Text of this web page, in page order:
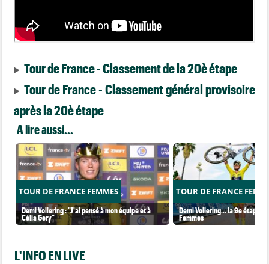
Tour de France - Classement de la 20è étape
Tour de France - Classement général provisoire
après la 20è étape
A lire aussi...
TOUR DE FRANCE FEMMES
Demi Vollering : "J'ai pensé à mon équipe et à
Célia Gery"
TOUR DE FRANCE
Demi Vollering... la 9e étape et
Femmes
L'INFO EN LIVE